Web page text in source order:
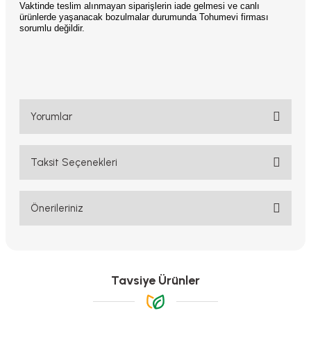
Vaktinde teslim alınmayan siparişlerin iade gelmesi ve canlı
ürünlerde yaşanacak bozulmalar durumunda Tohumevi firması
sorumlu değildir.
Yorumlar
Bu ürüne ilk yorumu siz yapın!
Taksit Seçenekleri
Önerileriniz
Görüş ve önerileriniz için teşekkür ederiz.
Ürün resmi kalitesiz, bozuk veya görüntülenemiyor.
Tavsiye Ürünler